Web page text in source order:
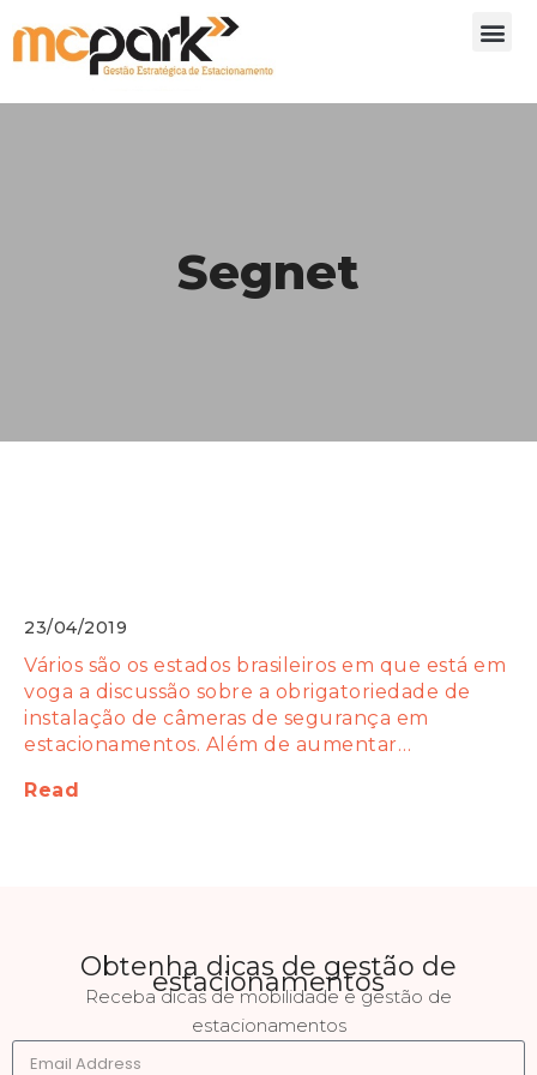
Segnet
23/04/2019
Vários são os estados brasileiros em que está em
voga a discussão sobre a obrigatoriedade de
instalação de câmeras de segurança em
estacionamentos. Além de aumentar…
Read
Obtenha dicas de gestão de
estacionamentos
Receba dicas de mobilidade e gestão de
estacionamentos